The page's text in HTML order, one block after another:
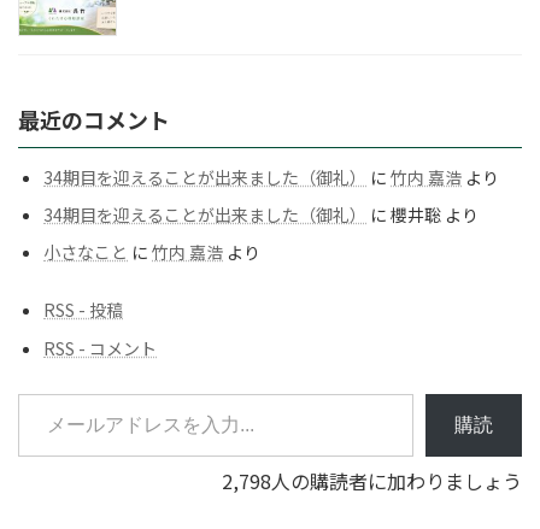
最近のコメント
34期目を迎えることが出来ました（御礼） に 竹内 嘉浩 より
34期目を迎えることが出来ました（御礼）
に 櫻井聡 より
小さなこと に 竹内 嘉浩 より
RSS - 投稿
RSS - コメント
メールアドレスを入力...
購読
2,798人の購読者に加わりましょう